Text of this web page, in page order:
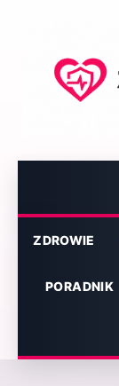
ZDROWIE
PORADNIK